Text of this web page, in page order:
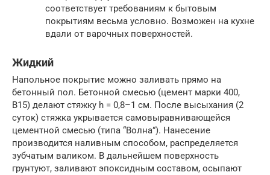
соответствует требованиям к бытовым
покрытиям весьма условно. Возможен на кухне
вдали от варочных поверхностей.
Жидкий
Напольное покрытие можно заливать прямо на
бетонный пол. Бетонной смесью (цемент марки 400,
В15) делают стяжку h = 0,8–1 см. После высыхания (2
суток) стяжка укрывается самовыравнивающейся
цементной смесью (типа “Волна”). Нанесение
производится наливным способом, распределяется
зубчатым валиком. В дальнейшем поверхность
грунтуют, заливают эпоксидным составом, осыпают